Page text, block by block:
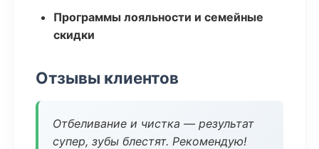
Программы лояльности и семейные
скидки
Отзывы клиентов
Отбеливание и чистка — результат
супер, зубы блестят. Рекомендую!